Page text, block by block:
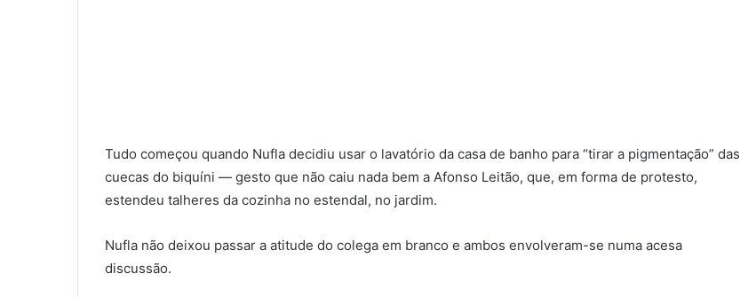
Tudo começou quando Nufla decidiu usar o lavatório da casa de banho para “tirar a pigmentação” das
cuecas do biquíni — gesto que não caiu nada bem a Afonso Leitão, que, em forma de protesto,
estendeu talheres da cozinha no estendal, no jardim.
Nufla não deixou passar a atitude do colega em branco e ambos envolveram-se numa acesa
discussão.